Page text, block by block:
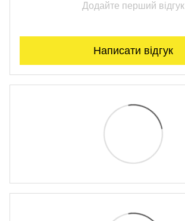
Додайте перший відгук
Написати відгук